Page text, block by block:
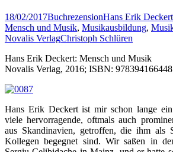
18/02/2017BuchrezensionHans Erik Deckert
Mensch und Musik, Musikausbildung,
Novalis VerlagChristoph Schlüren
Hans Erik Deckert: Mensch und Musik
Novalis Verlag, 2016; ISBN:
Hans Erik Deckert ist mir schon lange
viele hervorragende, oftmals auch
aus Skandinavien, getroffen, die ihm als
Kollegen begegnet sind. Wir saßen in